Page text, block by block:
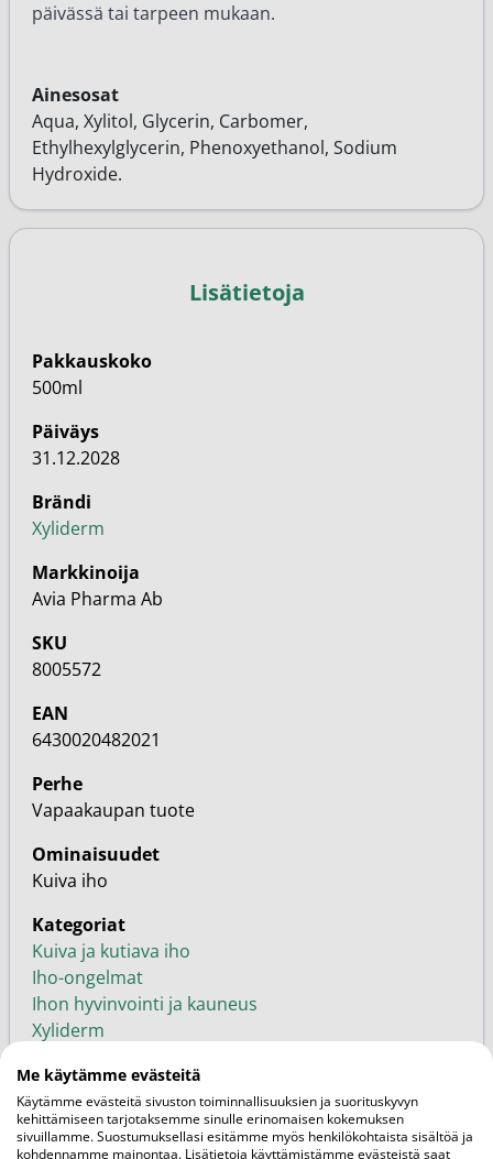
päivässä tai tarpeen mukaan.
Ainesosat
Aqua, Xylitol, Glycerin, Carbomer,
Ethylhexylglycerin, Phenoxyethanol, Sodium
Hydroxide.
Lisätietoja
Pakkauskoko
500ml
Päiväys
31.12.2028
Brändi
Xyliderm
Markkinoija
Avia Pharma Ab
SKU
8005572
EAN
6430020482021
Perhe
Vapaakaupan tuote
Ominaisuudet
Kuiva iho
Kategoriat
Kuiva ja kutiava iho
Iho-ongelmat
Ihon hyvinvointi ja kauneus
Xyliderm
Me käytämme evästeitä
Käytämme evästeitä sivuston toiminnallisuuksien ja suorituskyvyn
kehittämiseen tarjotaksemme sinulle erinomaisen kokemuksen
sivuillamme. Suostumuksellasi esitämme myös henkilökohtaista sisältöä ja
kohdennamme mainontaa. Lisätietoja käyttämistämme evästeistä saat